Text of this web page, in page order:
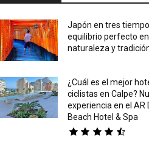
Japón en tres
equilibrio perfecto
naturaleza y
¿Cuál es el mejor
ciclistas en Calpe?
experiencia en el AR
Beach Hotel & Spa